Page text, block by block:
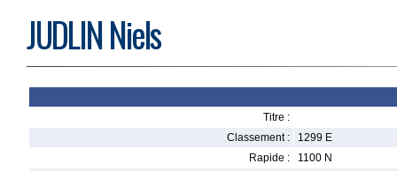
JUDLIN Niels
Titre :
Classement :
1299 E
Rapide :
1100 N